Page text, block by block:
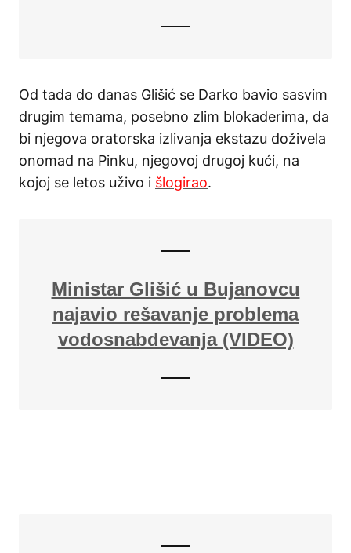
Od tada do danas Glišić se Darko bavio sasvim
drugim temama, posebno zlim blokaderima, da
bi njegova oratorska izlivanja ekstazu doživela
onomad na Pinku, njegovoj drugoj kući, na
kojoj se letos uživo i šlogirao.
Ministar Glišić u Bujanovcu
najavio rešavanje problema
vodosnabdevanja (VIDEO)